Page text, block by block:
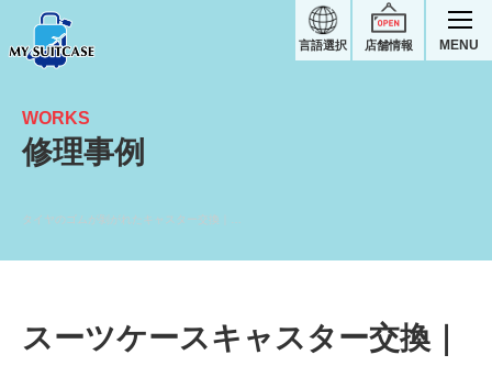
店舗情報
言語選択 MENU
WORKS
修理事例
スーツケースキャスター交換｜